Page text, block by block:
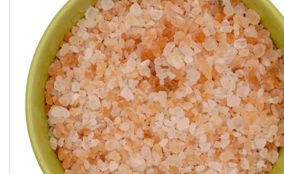
Суперфуды
Рослинні олії першого
холодного віджиму
Топлена олія ГХІ
Яблучний оцет
Пасти
Спеції, прянощі, приправи
Какао продукти
Чай
Консерви
Східні солодощі